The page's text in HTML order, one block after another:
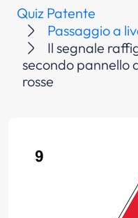
Quiz Patente
Passaggio a
Il segnale
secondo pannello
rosse